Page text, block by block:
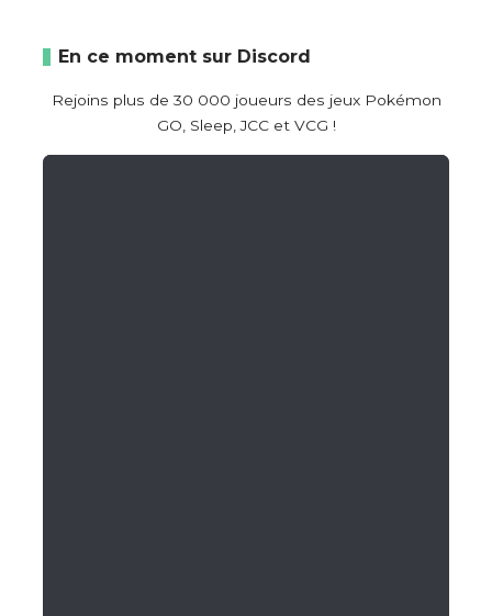
En ce moment sur Discord
Rejoins plus de 30 000 joueurs des jeux Pokémon
GO, Sleep, JCC et VCG !